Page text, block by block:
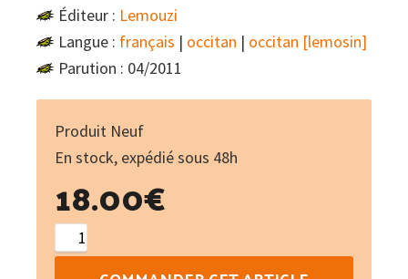
Éditeur : Lemouzi
Langue : français | occitan | occitan [lemosin]
Parution : 04/2011
Produit Neuf
En stock, expédié sous 48h
18.00€
quantité
de